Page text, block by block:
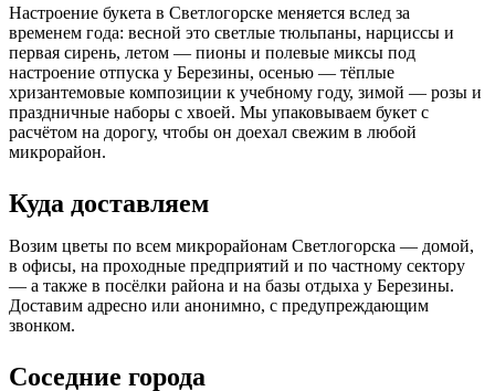
Настроение букета в Светлогорске меняется вслед за
временем года: весной это светлые тюльпаны, нарциссы и
первая сирень, летом — пионы и полевые миксы под
настроение отпуска у Березины, осенью — тёплые
хризантемовые композиции к учебному году, зимой — розы и
праздничные наборы с хвоей. Мы упаковываем букет с
расчётом на дорогу, чтобы он доехал свежим в любой
микрорайон.
Куда доставляем
Возим цветы по всем микрорайонам Светлогорска — домой,
в офисы, на проходные предприятий и по частному сектору
— а также в посёлки района и на базы отдыха у Березины.
Доставим адресно или анонимно, с предупреждающим
звонком.
Соседние города